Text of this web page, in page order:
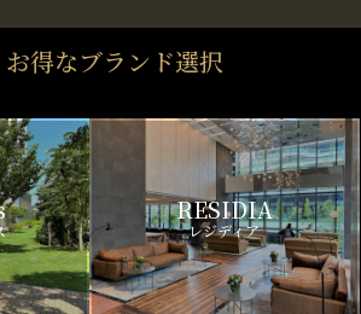
得なブランド選択
RESIDIA
レジディア